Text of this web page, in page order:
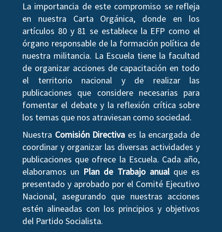
La importancia de este compromiso se refleja
en nuestra Carta Orgánica, donde en los
artículos 80 y 81 se establece la EFP como el
órgano responsable de la formación política de
nuestra militancia. La Escuela tiene la facultad
de organizar acciones de capacitación en todo
el territorio nacional y de realizar las
publicaciones que considere necesarias para
fomentar el debate y la reflexión crítica sobre
los temas que nos atraviesan como sociedad.
Nuestra Comisión Directiva es la encargada de
coordinar y organizar las diversas actividades y
publicaciones que ofrece la Escuela. Cada año,
elaboramos un Plan de Trabajo anualque es
presentado y aprobado por el Comité Ejecutivo
Nacional, asegurando que nuestras acciones
estén alineadas con los principios y objetivos
del Partido Socialista.